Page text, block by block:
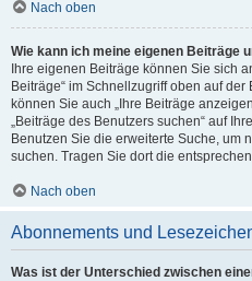
Nach oben
Wie kann ich meine eigenen Beiträge
Ihre eigenen Beiträge können Sie sich
Beiträge“ im Schnellzugriff oben auf
können Sie auch „Ihre Beiträge
„Beiträge des Benutzers suchen“ auf
Benutzen Sie die erweiterte Suche, um
suchen. Tragen Sie dort die
Nach oben
Abonnements und
Was ist der Unterschied zwischen